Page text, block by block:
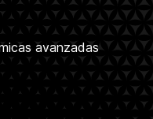
avanzadas